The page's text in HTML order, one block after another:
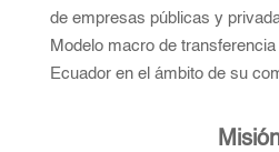
de empresas públicas y
Modelo macro de
Ecuador en el ámbito de su